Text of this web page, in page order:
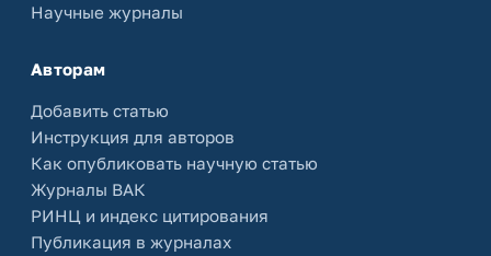
Научные журналы
Авторам
Добавить статью
Инструкция для авторов
Как опубликовать научную статью
Журналы ВАК
РИНЦ и индекс цитирования
Публикация в журналах